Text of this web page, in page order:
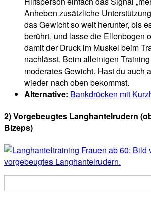
Anheben zusätzliche
das Gewicht so weit herunter, bis
berührt, und lasse die Ellenbogen
damit der Druck im Muskel beim
nachlässt. Beim alleinigen
moderates Gewicht. Hast du auch
wieder nach oben bekommst.
Alternative: Bankdrücken mit
2) Vorgebeugtes Langhantelrudern
Bizeps)